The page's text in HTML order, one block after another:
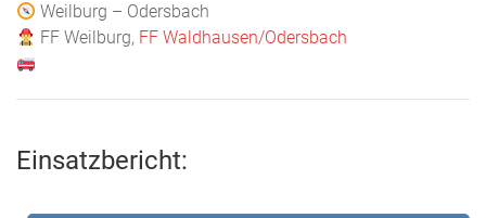
Weilburg – Odersbach
FF Weilburg, FF Waldhausen/Odersbach
Einsatzbericht: